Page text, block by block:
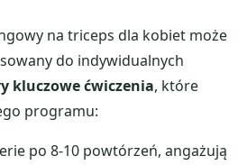
na triceps dla kobiet może
do indywidualnych
kluczowe ćwiczenia, które
programu:
po 8-10 powtórzeń, angażują